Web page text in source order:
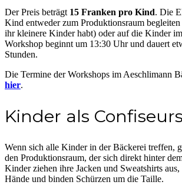
Der Preis beträgt 15 Franken pro Kind. Die
Kind entweder zum Produktionsraum
ihr kleinere Kinder habt) oder auf die Kinder
Workshop beginnt um 13:30 Uhr und dauert
Stunden.
Die Termine der Workshops im Aeschlimann
hier.
Kinder als Confiseurs
Wenn sich alle Kinder in der Bäckerei treffen,
den Produktionsraum, der sich direkt hinter
Kinder ziehen ihre Jacken und Sweatshirts
Hände und binden Schürzen um die Taille.